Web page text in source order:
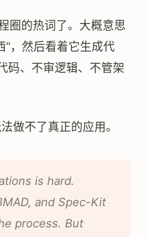
圈的热词了。大概意思
”，然后看着它生成代
码、不审逻辑、不管架
做不了真正的应用。
is hard.
and Spec-Kit
process. But